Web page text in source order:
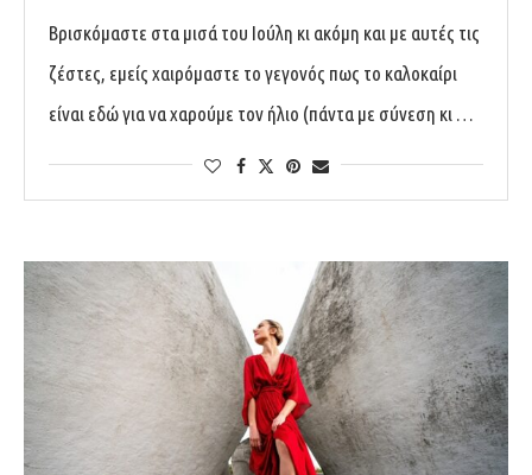
Βρισκόμαστε στα μισά του Ιούλη κι ακόμη και με αυτές τις
ζέστες, εμείς χαιρόμαστε το γεγονός πως το καλοκαίρι
είναι εδώ για να χαρούμε τον ήλιο (πάντα με σύνεση κι …